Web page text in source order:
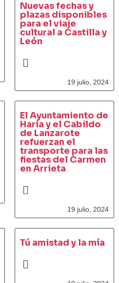
Nuevas fechas y
plazas disponibles
para el viaje
cultural a Castilla y
León
19 julio, 2024
El Ayuntamiento de
Haría y el Cabildo
de Lanzarote
refuerzan el
transporte para las
fiestas del Carmen
en Arrieta
19 julio, 2024
Tú amistad y la mía